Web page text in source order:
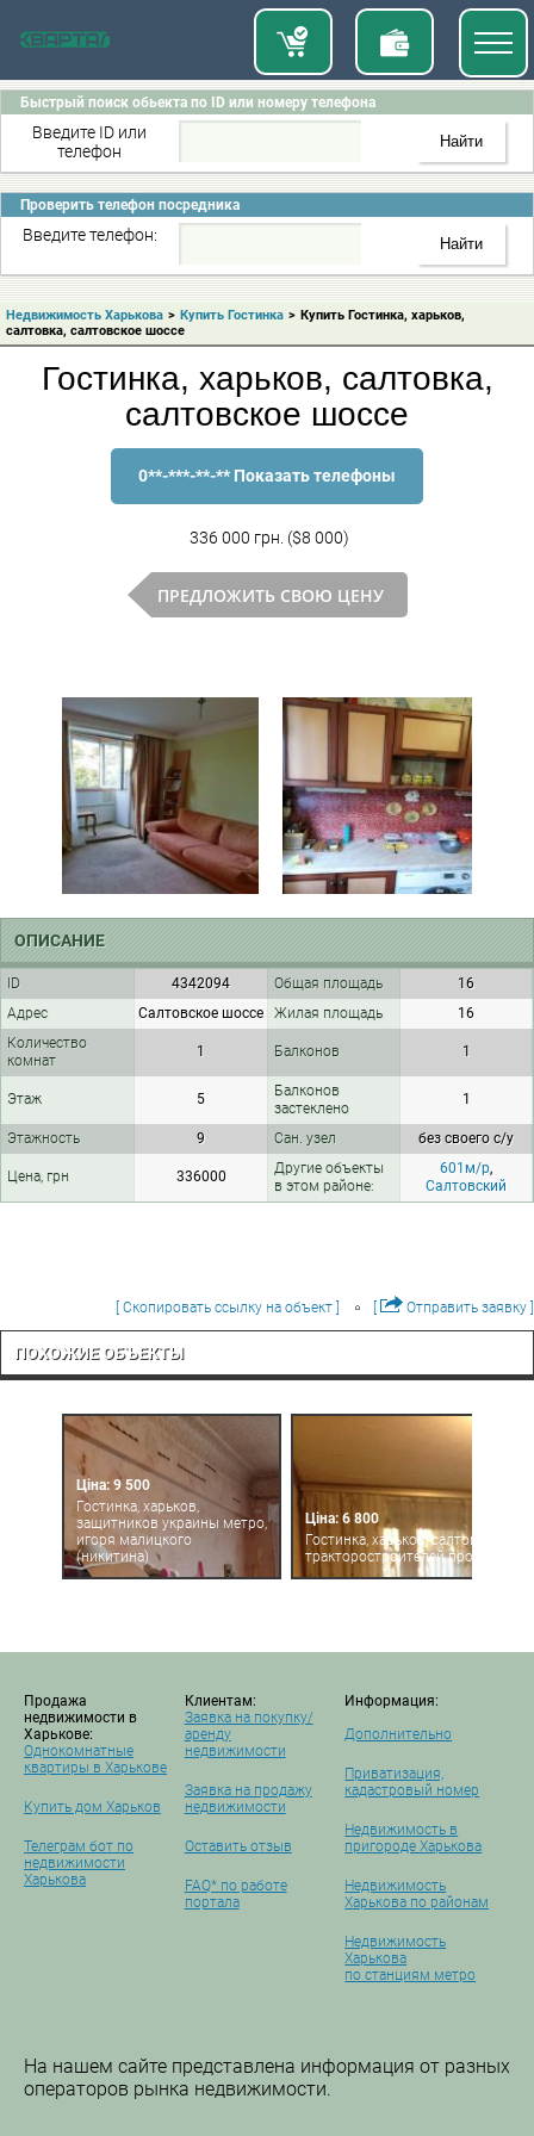
Быстрый поиск обьекта по ID или номеру телефона
Введите ID или
телефон
Проверить телефон посредника
Введите телефон:
Недвижимость Харькова > Купить Гостинка > Купить Гостинка, харьков,
салтовка, салтовское шоссе
Гостинка, харьков, салтовка,
салтовское шоссе
0**-***-**-** Показать телефоны
336 000 грн. ($8 000)
ПРЕДЛОЖИТЬ СВОЮ ЦЕНУ
ОПИСАНИЕ
ID 4342094 Общая площадь
16
Адрес
Салтовское шоссе Жилая площадь
16
Количество
комнат
1 Балконов 1
Этаж 5
Балконов
застеклено
1
Этажность 9 Сан. узел без своего с/у
Цена, грн 336000
Другие объекты
в этом районе:
601м/р,
Салтовский
[ Скопировать ссылку на объект ] Отправить заявку ]
ПОХОЖИЕ ОБЪЕКТЫ
Ціна: 9 500
Гостинка, харьков,
защитников украины метро,
игоря малицкого
(никитина)
Ціна: 6 800
Гостинка, харьков, салтовка,
тракторостроителей просп.
Продажа
недвижимости в
Харькове:
Однокомнатные
квартиры в Харькове
Купить дом Харьков
Телеграм бот по
недвижимости
Харькова
Клиентам:
Заявка на покупку/
аренду
недвижимости
Заявка на продажу
недвижимости
Оставить отзыв
FAQ* по работе
портала
Информация:
Дополнительно
Приватизация,
кадастровый номер
Недвижимость в
пригороде Харькова
Недвижимость
Харькова по районам
Недвижимость
Харькова
по станциям метро
На нашем сайте представлена информация от разных
операторов рынка недвижимости.